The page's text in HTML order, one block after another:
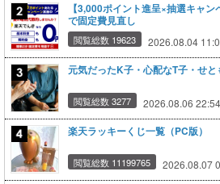
【3,000ポイント進呈×抽選キャ
で固定費見直し
閲覧総数 19623 2026.08.04
元気だったK子・心配なT子・せ
閲覧総数 3277 2026.08.06 22:54
楽天ラッキーくじ一覧（PC版）
閲覧総数 11199765 2026.08.07